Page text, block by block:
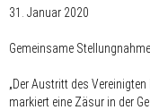
31. Januar 2020
Gemeinsame
„Der Austritt des
markiert eine Zäsur in der